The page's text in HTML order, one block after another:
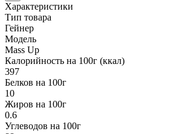
Характеристики
Тип товара
Гейнер
Модель
Mass Up
Калорийность на 100г (ккал)
397
Белков на 100г
10
Жиров на 100г
0.6
Углеводов на 100г